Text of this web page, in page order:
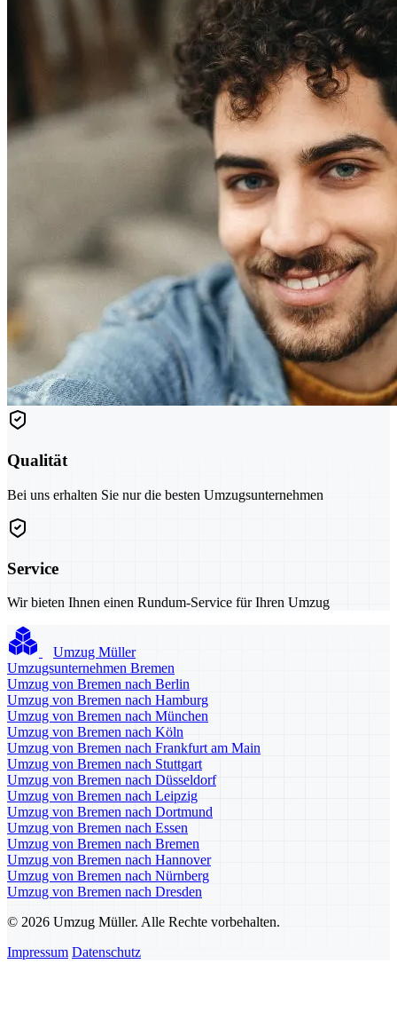
Qualität
Bei uns erhalten Sie nur die besten Umzugsunternehmen
Service
Wir bieten Ihnen einen Rundum-Service für Ihren Umzug
Umzug Müller
Umzugsunternehmen Bremen
Umzug von Bremen nach Berlin
Umzug von Bremen nach Hamburg
Umzug von Bremen nach München
Umzug von Bremen nach Köln
Umzug von Bremen nach Frankfurt am Main
Umzug von Bremen nach Stuttgart
Umzug von Bremen nach Düsseldorf
Umzug von Bremen nach Leipzig
Umzug von Bremen nach Dortmund
Umzug von Bremen nach Essen
Umzug von Bremen nach Bremen
Umzug von Bremen nach Hannover
Umzug von Bremen nach Nürnberg
Umzug von Bremen nach Dresden
© 2026 Umzug Müller. Alle Rechte vorbehalten.
Impressum Datenschutz